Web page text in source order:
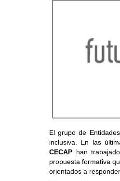
El grupo de
inclusiva. En las
CECAP han
propuesta formativa
orientados a